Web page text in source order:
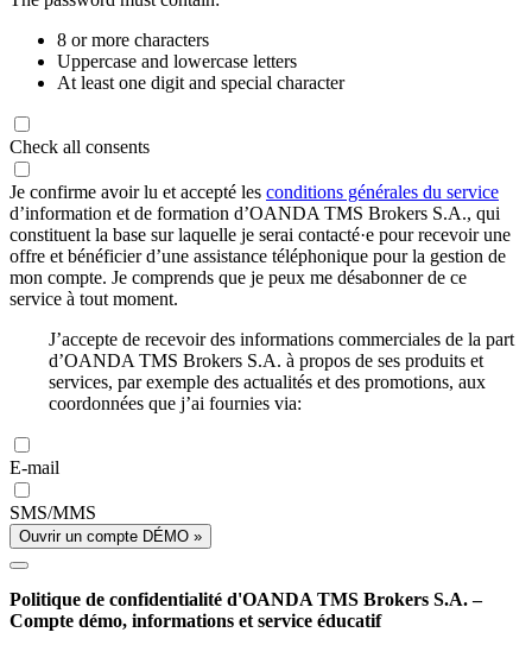
8 or more characters
Uppercase and lowercase letters
At least one digit and special character
Check all consents
Je confirme avoir lu et accepté les conditions générales du service
d’information et de formation d’OANDA TMS Brokers S.A., qui
constituent la base sur laquelle je serai contacté·e pour recevoir une
offre et bénéficier d’une assistance téléphonique pour la gestion de
mon compte. Je comprends que je peux me désabonner de ce
service à tout moment.
J’accepte de recevoir des informations commerciales de la part
d’OANDA TMS Brokers S.A. à propos de ses produits et
services, par exemple des actualités et des promotions, aux
coordonnées que j’ai fournies via:
E-mail
SMS/MMS
Ouvrir un compte DÉMO »
Politique de confidentialité d'OANDA TMS Brokers S.A. –
Compte démo, informations et service éducatif